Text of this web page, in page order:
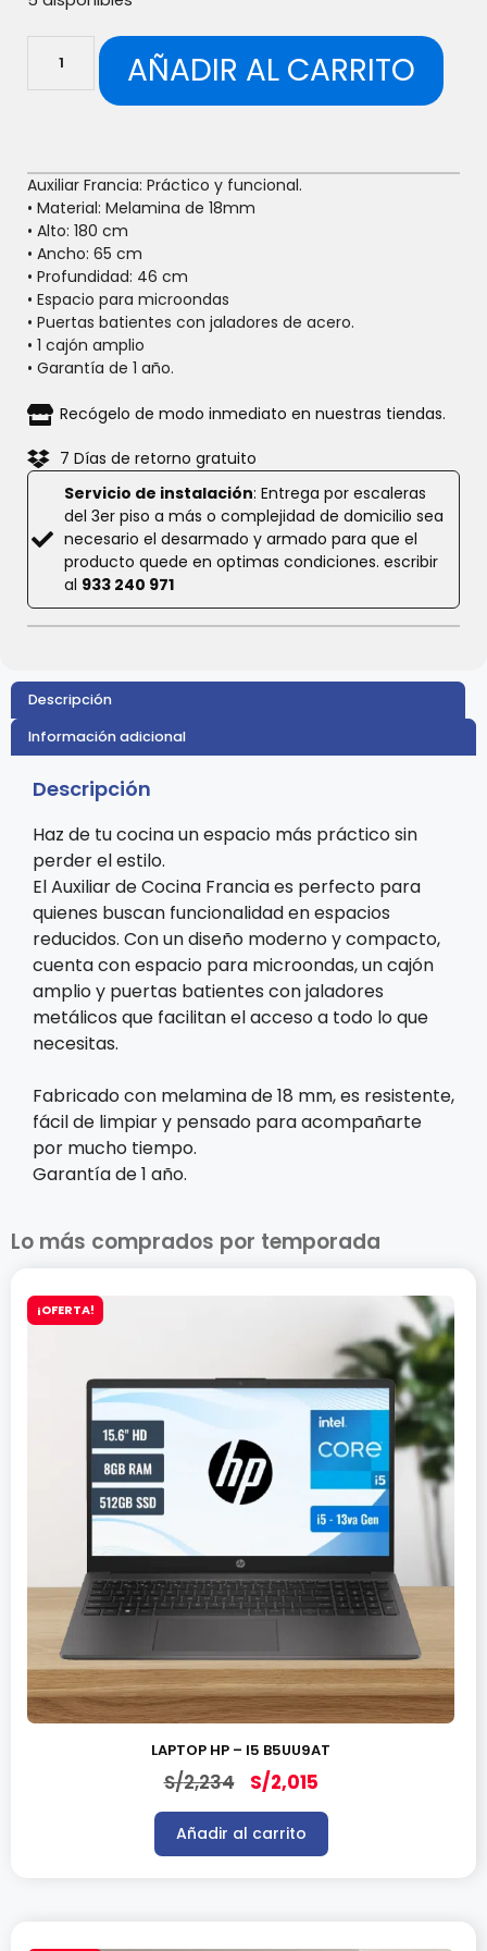
AÑADIR AL CARRITO
Auxiliar Francia: Práctico y funcional.
• Material: Melamina de 18mm
• Alto: 180 cm
• Ancho: 65 cm
• Profundidad: 46 cm
• Espacio para microondas
• Puertas batientes con jaladores de acero.
• 1 cajón amplio
• Garantía de 1 año.
Recógelo de modo inmediato en nuestras tiendas.
7 Días de retorno gratuito
Servicio de instalación: Entrega por escaleras
del 3er piso a más o complejidad de domicilio sea
necesario el desarmado y armado para que el
producto quede en optimas condiciones. escribir
al 933 240 971
Descripción
Información adicional
Descripción
Haz de tu cocina un espacio más práctico sin
perder el estilo.
El Auxiliar de Cocina Francia es perfecto para
quienes buscan funcionalidad en espacios
reducidos. Con un diseño moderno y compacto,
cuenta con espacio para microondas, un cajón
amplio y puertas batientes con jaladores
metálicos que facilitan el acceso a todo lo que
necesitas.
Fabricado con melamina de 18 mm, es resistente,
fácil de limpiar y pensado para acompañarte
por mucho tiempo.
Garantía de 1 año.
Lo más comprados por temporada
¡OFERTA!
LAPTOP HP – I5 B5UU9AT
S/2,234 S/2,015
Añadir al carrito